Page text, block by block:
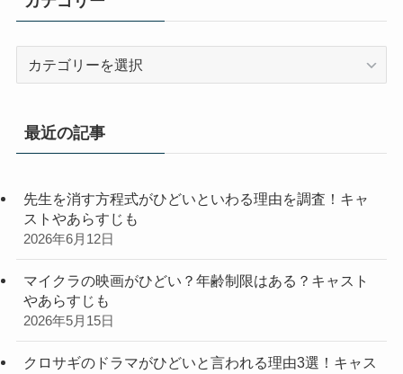
リ
最近の記事
先生を消す方程式がひどいといわる理由を調査！キャ
ストやあらすじも
2026年6月12日
マイクラの映画がひどい？年齢制限はある？キャスト
やあらすじも
2026年5月15日
クロサギのドラマがひどいと言われる理由3選！キャス